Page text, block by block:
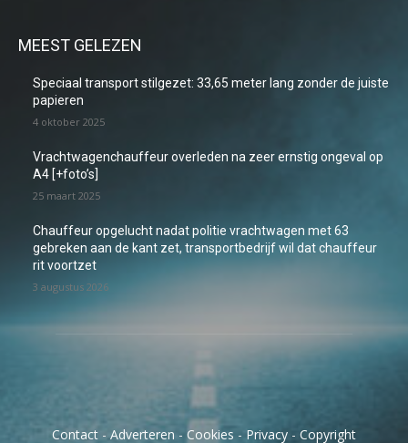
MEEST GELEZEN
Speciaal transport stilgezet: 33,65 meter lang zonder de juiste
papieren
4 oktober 2025
Vrachtwagenchauffeur overleden na zeer ernstig ongeval op
A4 [+foto’s]
25 maart 2025
Chauffeur opgelucht nadat politie vrachtwagen met 63
gebreken aan de kant zet, transportbedrijf wil dat chauffeur
rit voortzet
3 augustus 2026
Contact -Adverteren - Cookies - Privacy - Copyright